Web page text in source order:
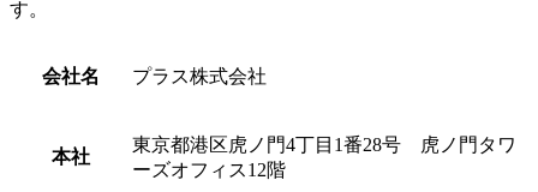
す。
会社名 プラス株式会社
本社
東京都港区虎ノ門4丁目1番28号 虎ノ門タワ
ーズオフィス12階